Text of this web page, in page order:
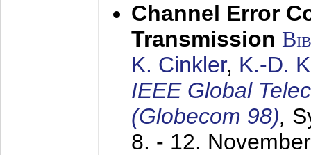
Channel Error
Transmission
K. Cinkler, K.-D.
IEEE Global
(Globecom 98),
8. - 12.